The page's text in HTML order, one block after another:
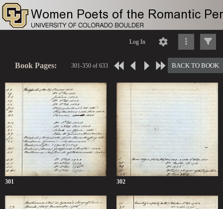
Log In
Book Pages: BACK TO BOOK
301-350 of 633
301 302